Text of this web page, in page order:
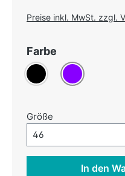
Preise inkl. MwSt. zzgl.
Farbe
Schwarz Violett
Größe
Größe-Auswahl
46
In den